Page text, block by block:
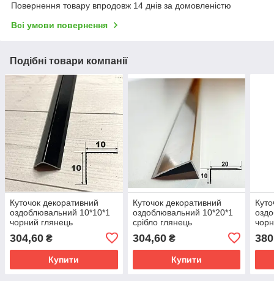
Повернення товару впродовж 14 днів за домовленістю
Всі умови повернення
Подібні товари компанії
Куточок декоративний
оздоблювальний 10*10*1
чорний глянець
304,60 ₴
Купити
Куточок декоративний
оздоблювальний 10*20*1
срібло глянець
304,60₴
Купити